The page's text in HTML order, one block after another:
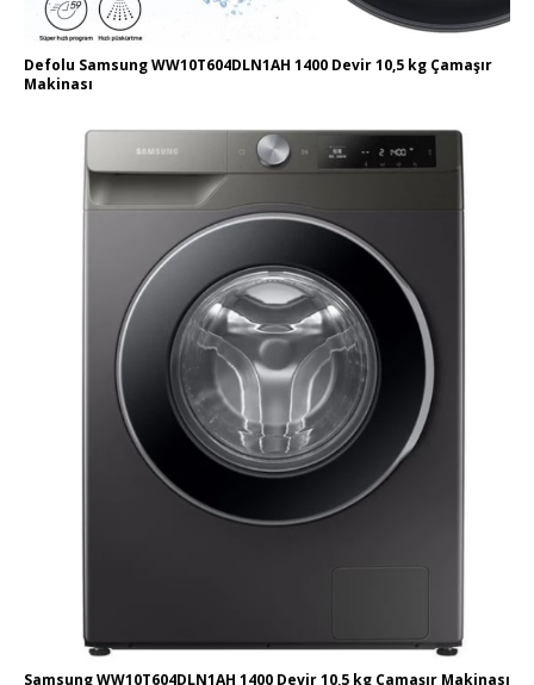
Defolu Samsung WW10T604DLN1AH 1400 Devir 10,5 kg Çamaşır
Makinası
Samsung WW10T604DLN1AH 1400 Devir 10,5 kg Çamaşır Makinası